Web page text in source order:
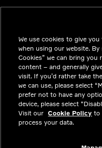
KARRIERE
INVESTOREN
NEWSROOM
KONTAKT
DATENSCHUTZ
We use cookies to give
when using our website. By
Cookies” we can bring you
content – and generally
visit. If you’d rather take
we can use, please select
prefer not to have any
device, please select
Visit our Cookie Policy to
process your data.